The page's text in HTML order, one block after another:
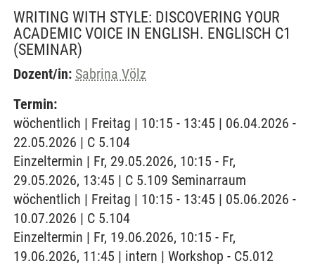
WRITING WITH STYLE: DISCOVERING YOUR
ACADEMIC VOICE IN ENGLISH. ENGLISCH C1
(SEMINAR)
Dozent/in: Sabrina Völz
Termin:
wöchentlich | Freitag | 10:15 - 13:45 | 06.04.2026 -
22.05.2026 | C 5.104
Einzeltermin | Fr, 29.05.2026, 10:15 - Fr,
29.05.2026, 13:45 | C 5.109 Seminarraum
wöchentlich | Freitag | 10:15 - 13:45 | 05.06.2026 -
10.07.2026 | C 5.104
Einzeltermin | Fr, 19.06.2026, 10:15 - Fr,
19.06.2026, 11:45 | intern | Workshop - C5.012